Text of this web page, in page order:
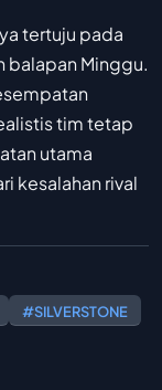
tertuju pada
balapan Minggu.
tim tetap
utama
kesalahan rival
#SILVERSTONE